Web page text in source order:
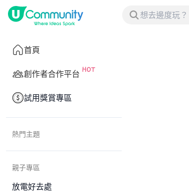
首頁
創作者合作平台
試用獎賞專區
熱門主題
親子專區
放電好去處